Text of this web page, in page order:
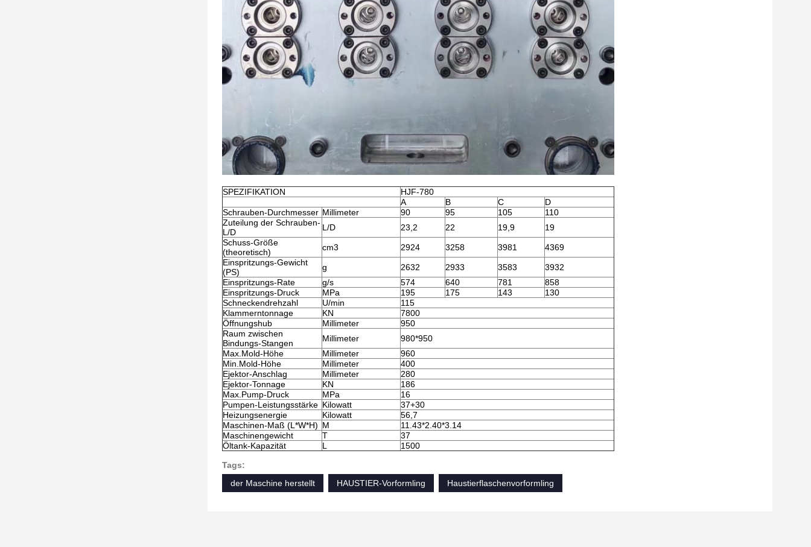
SPEZIFIKATION
HJF-780
A
B C
D
Schrauben-Durchmesser Millimeter 90 95 105
110
Zuteilung der Schrauben-
L/D
L/D 23,2 22 19,9
19
Schuss-Größe
(theoretisch)
cm3 2924 3258 3981
4369
Einspritzungs-Gewicht
(PS)
g 2632 2933 3583
3932
Einspritzungs-Rate
g/s 574 640 781
858
Einspritzungs-Druck
MPa 195 175 143
130
Schneckendrehzahl
U/min
115
Klammerntonnage
KN
7800
Öffnungshub
Millimeter
950
Raum zwischen
Bindungs-Stangen
Millimeter
980*950
Max.Mold-Höhe
Millimeter
960
Min.Mold-Höhe
Millimeter
400
Ejektor-Anschlag
Millimeter
280
Ejektor-Tonnage
KN
186
Max.Pump-Druck
MPa
16
Pumpen-Leistungsstärke Kilowatt
37+30
Heizungsenergie
Kilowatt
56,7
Maschinen-Maß (L*W*H) M
11.43*2.40*3.14
Maschinengewicht
T
37
Öltank-Kapazität
L
1500
Tags:
der Maschine herstellt
HAUSTIER-Vorformling Haustierflaschenvorformling